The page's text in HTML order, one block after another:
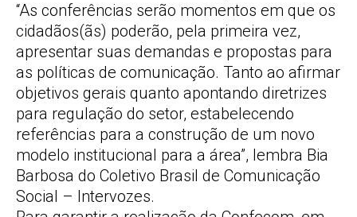
“As conferências serão momentos em que os
cidadãos(ãs) poderão, pela primeira vez,
apresentar suas demandas e propostas para
as políticas de comunicação. Tanto ao afirmar
objetivos gerais quanto apontando diretrizes
para regulação do setor, estabelecendo
referências para a construção de um novo
modelo institucional para a área”, lembra Bia
Barbosa do Coletivo Brasil de Comunicação
Social – Intervozes.